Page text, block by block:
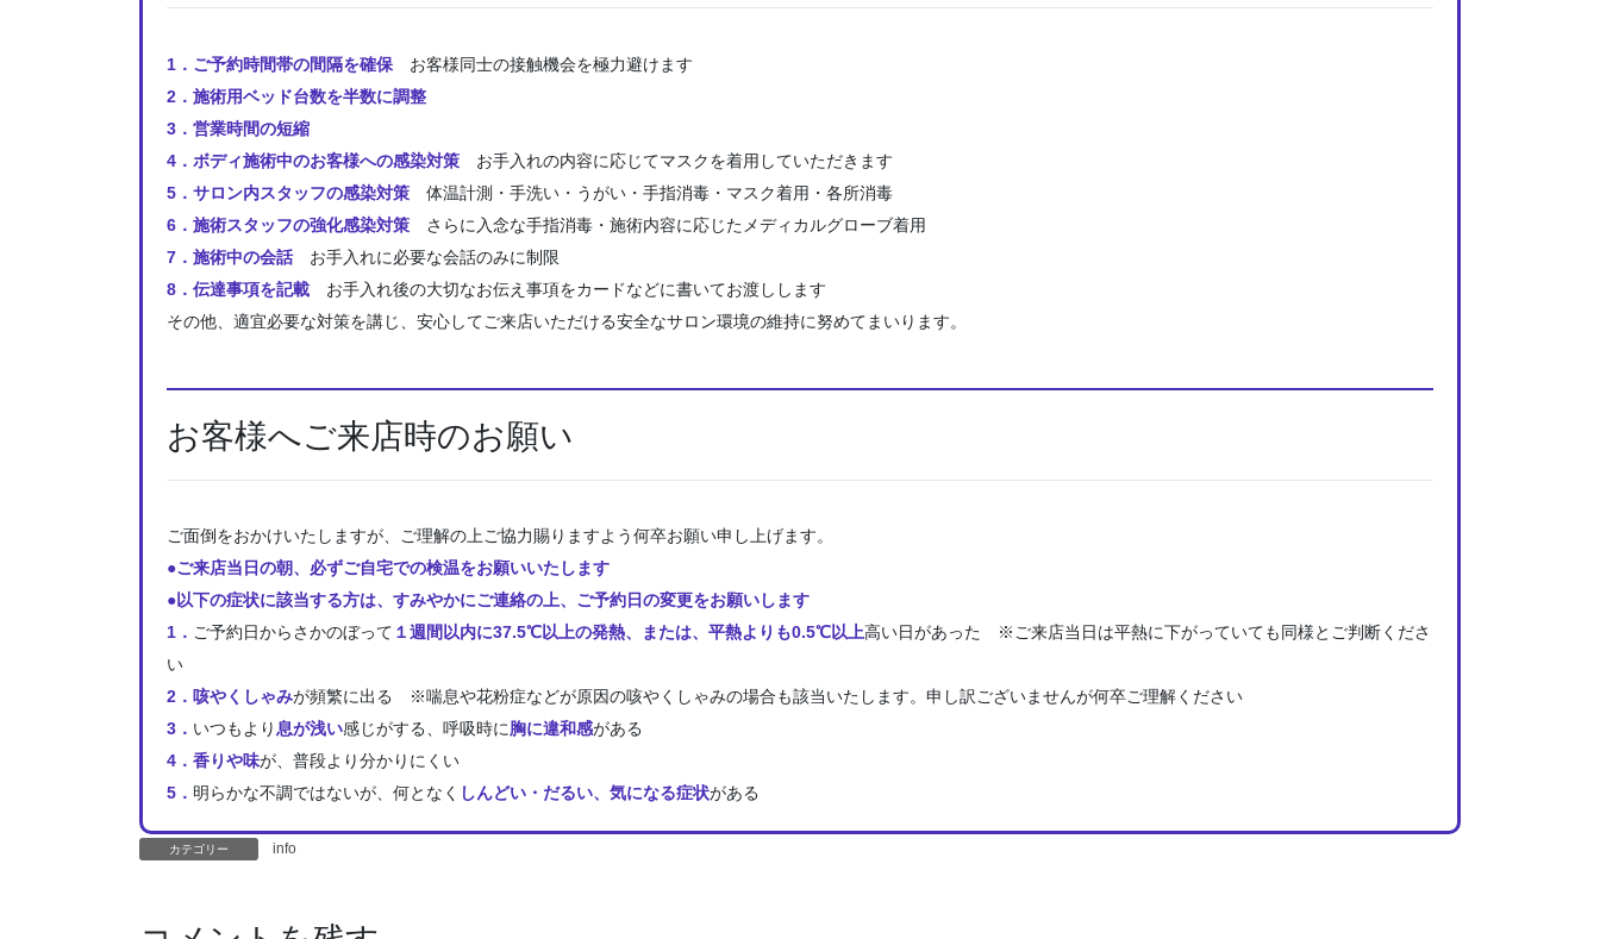
1．ご予約時間帯の間隔を確保 お客様同士の接触機会を極力避けます
2．施術用ベッド台数を半数に調整
3．営業時間の短縮
4．ボディ施術中のお客様への感染対策 お手入れの内容に応じてマスクを着用していただきます
5．サロン内スタッフの感染対策 体温計測・手洗い・うがい・手指消毒・マスク着用・各所消毒
6．施術スタッフの強化感染対策 さらに入念な手指消毒・施術内容に応じたメディカルグローブ着用
7．施術中の会話お手入れに必要な会話のみに制限
8．伝達事項を記載 お手入れ後の大切なお伝え事項をカードなどに書いてお渡しします
その他、適宜必要な対策を講じ、安心してご来店いただける安全なサロン環境の維持に努めてまいります。
お客様へご来店時のお願い
ご面倒をおかけいたしますが、ご理解の上ご協力賜りますよう何卒お願い申し上げます。
●ご来店当日の朝、必ずご自宅での検温をお願いいたします
●以下の症状に該当する方は、すみやかにご連絡の上、ご予約日の変更をお願いします
1． ご予約日からさかのぼって １週間以内に37.5℃以上の発熱、または、平熱よりも0.5℃以上高い日があった ※ご来店当日は平熱に下がっていても同様とご判断くださ
い
2．咳やくしゃみが頻繁に出る ※喘息や花粉症などが原因の咳やくしゃみの場合も該当いたします。申し訳ございませんが何卒ご理解ください
3． いつもより息が浅い感じがする、呼吸時に胸に違和感がある
4．香りや味が、普段より分かりにくい
5． 明らかな不調ではないが、何となく しんどい・だるい、気になる症状がある
カテゴリー info